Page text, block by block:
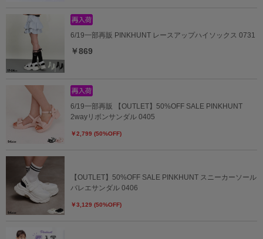
6/19一部再販 PINKHUNT レースアップハイソックス 0731
￥869
6/19一部再販 【OUTLET】50%OFF SALE PINKHUNT
2wayリボンサンダル 0405
￥2,799 (50%OFF)
【OUTLET】50%OFF SALE PINKHUNT スニーカーソール
バレエサンダル 0406
￥3,129 (50%OFF)